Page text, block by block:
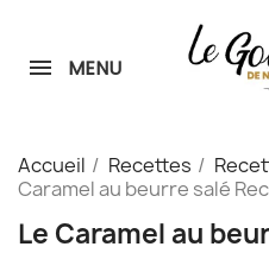
MENU
Accueil Recettes
Caramel au beurre salé
Le Caramel au
Le Goût de nos